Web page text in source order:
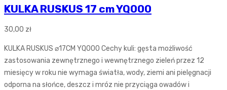
KULKA RUSKUS 17 cm YQ000
30,00 zł
KULKA RUSKUS ⌀17CM YQ000 Cechy kuli: gęsta możliwość
zastosowania zewnętrznego i wewnętrznego zieleń przez 12
miesięcy w roku nie wymaga światła, wody, ziemi ani pielęgnacji
odporna na słońce, deszcz i mróz nie przyciąga owadów i